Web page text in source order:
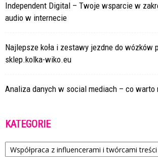
Independent Digital – Twoje wsparcie w
audio w internecie
Najlepsze koła i zestawy jezdne do wózków
sklep.kolka-wiko.eu
Analiza danych w social mediach – co warto
KATEGORIE
Kategorie